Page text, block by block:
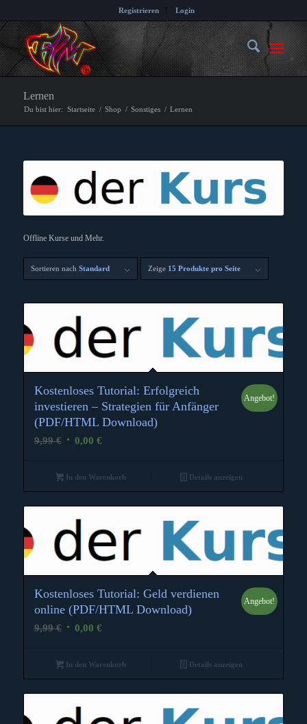
Registrieren Login
Lernen
Du bist hier: Startseite / Shop / Sonstiges / Lernen
Offline Kurse und Mehr.
Sortieren nach Standard Zeige 15 Produkte pro Seite
Kostenloses Tutorial: Erfolgreich
investieren – Strategien für Anfänger
(PDF/HTML Download)
9,99€ Ursprünglicher
war:
0,00 €Aktueller
Angebot!
In den Warenkorb Details anzeigen
Kostenloses Tutorial: Geld verdienen
online (PDF/HTML Download)
9,99€ Ursprünglicher
war:
0,00 €Aktueller
Angebot!
In den Warenkorb Details anzeigen